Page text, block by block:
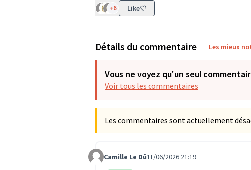
+6 Like
Détails du commentaire Les mieux
Vous ne voyez qu'un seul
Voir tous les commentaires
Les commentaires sont actuellement
Commentaire 1972
Camille Le Dû11/06/2026 21:19